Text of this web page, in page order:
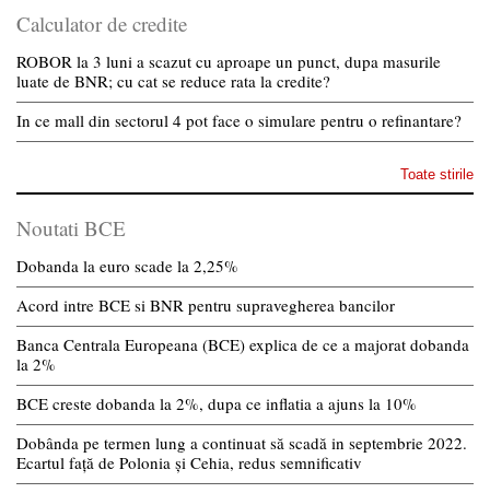
Calculator de credite
ROBOR la 3 luni a scazut cu aproape un punct, dupa masurile
luate de BNR; cu cat se reduce rata la credite?
In ce mall din sectorul 4 pot face o simulare pentru o refinantare?
Toate stirile
Noutati BCE
Dobanda la euro scade la 2,25%
Acord intre BCE si BNR pentru supravegherea bancilor
Banca Centrala Europeana (BCE) explica de ce a majorat dobanda
la 2%
BCE creste dobanda la 2%, dupa ce inflatia a ajuns la 10%
Dobânda pe termen lung a continuat să scadă in septembrie 2022.
Ecartul față de Polonia și Cehia, redus semnificativ